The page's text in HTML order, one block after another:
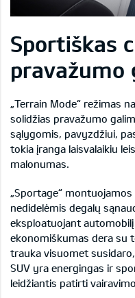
Sportiškas
pravažumo
„Terrain Mode“ režimas
solidžias pravažumo
sąlygomis, pavyzdžiui,
tokia įranga laisvalaikiu
malonumas.
„Sportage“
nedidelėmis degalų
eksploatuojant
ekonomiškumas dera su
trauka visuomet
SUV yra energingas ir
leidžiantis patirti